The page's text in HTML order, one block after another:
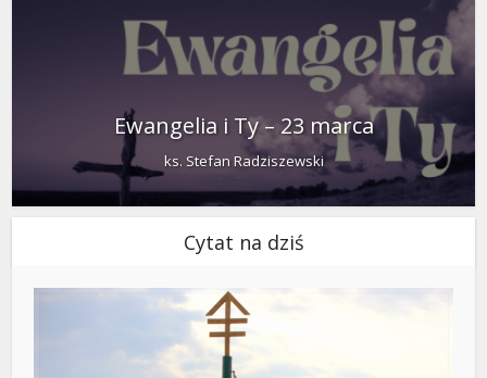
Ewangelia i Ty – 23 marca
ks. Stefan Radziszewski
Cytat na dziś